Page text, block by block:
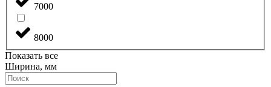
7000
8000
Показать все
Ширина, мм